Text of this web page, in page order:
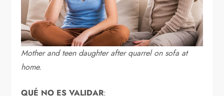
Mother and teen daughter after quarrel on sofa at
home.
QUÉ NO ES VALIDAR: